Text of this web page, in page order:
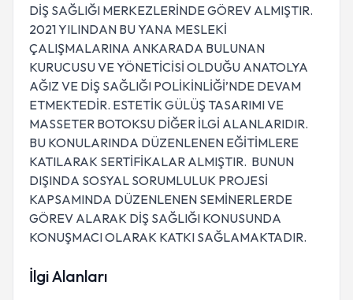
DİŞ SAĞLIĞI MERKEZLERİNDE GÖREV ALMIŞTIR.
2021 YILINDAN BU YANA MESLEKİ
ÇALIŞMALARINA ANKARADA BULUNAN
KURUCUSU VE YÖNETİCİSİ OLDUĞU ANATOLYA
AĞIZ VE DİŞ SAĞLIĞI POLİKİNLİĞİ’NDE DEVAM
ETMEKTEDİR. ESTETİK GÜLÜŞ TASARIMI VE
MASSETER BOTOKSU DİĞER İLGİ ALANLARIDIR.
BU KONULARINDA DÜZENLENEN EĞİTİMLERE
KATILARAK SERTİFİKALAR ALMIŞTIR. BUNUN
DIŞINDA SOSYAL SORUMLULUK PROJESİ
KAPSAMINDA DÜZENLENEN SEMİNERLERDE
GÖREV ALARAK DİŞ SAĞLIĞI KONUSUNDA
KONUŞMACI OLARAK KATKI SAĞLAMAKTADIR.
İlgi Alanları